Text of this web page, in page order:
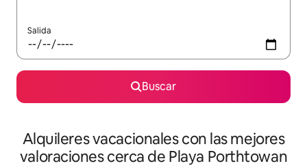
Salida
Buscar
Alquileres vacacionales con las mejores
valoraciones cerca de Playa Porthtowan